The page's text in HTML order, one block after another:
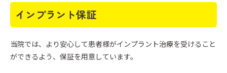
インプラント保証
当院では、より安心して患者様がインプラント治療を受けること
ができるよう、保証を用意しています。